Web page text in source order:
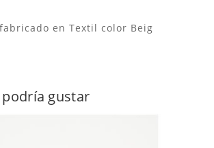
en Textil color Beig
gustar